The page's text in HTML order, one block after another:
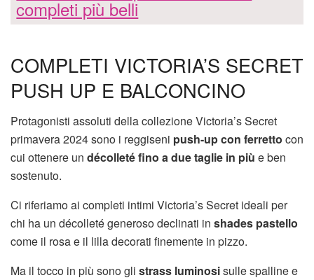
completi più belli
COMPLETI VICTORIA’S SECRET
PUSH UP E BALCONCINO
Protagonisti assoluti della collezione Victoria’s Secret
primavera 2024 sono i reggiseni push-up con ferretto con
cui ottenere un décolleté fino a due taglie in più e ben
sostenuto.
Ci riferiamo ai completi intimi Victoria’s Secret ideali per
chi ha un décolleté generoso declinati in shades pastello
come il rosa e il lilla decorati finemente in pizzo.
Ma il tocco in più sono gli strass luminosisulle spalline e